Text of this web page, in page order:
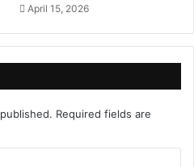
April 15, 2026
Required fields are